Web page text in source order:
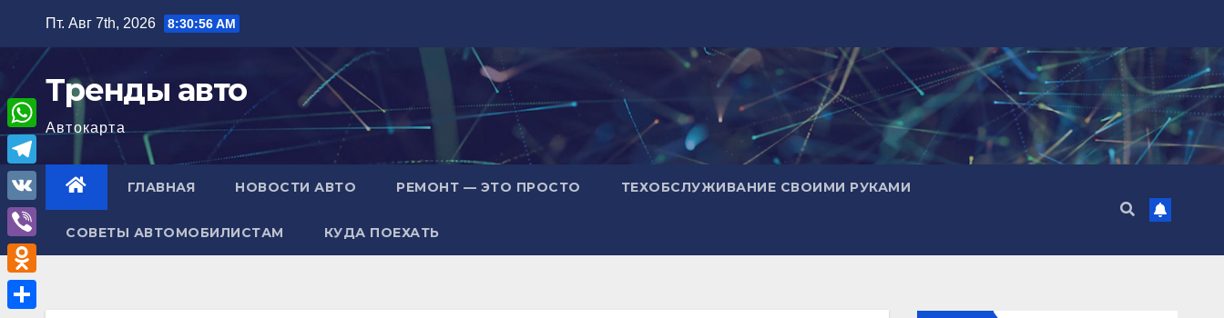
содержимому
Пт. Авг 7th, 2026 8:30:57 AM
Тренды авто
Автокарта
ГЛАВНАЯ НОВОСТИ АВТО РЕМОНТ — ЭТО ПРОСТО ТЕХОБСЛУЖИВАНИЕ СВОИМИ РУКАМИ
СОВЕТЫ АВТОМОБИЛИСТАМ КУДА ПОЕХАТЬ
W
h
a
A
T
e
l
e
g
V
K
V
i
b
O